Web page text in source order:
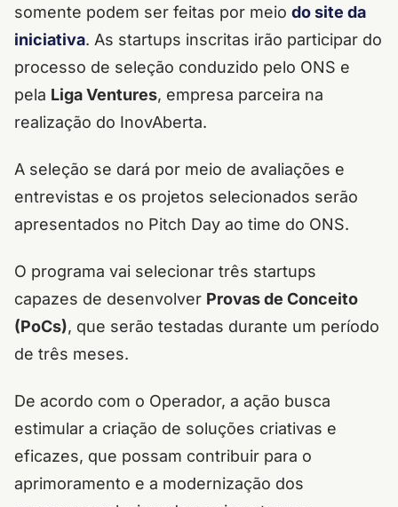
somente podem ser feitas por meio do site da
iniciativa. As startups inscritas irão participar do
processo de seleção conduzido pelo ONS e
pela Liga Ventures, empresa parceira na
realização do InovAberta.
A seleção se dará por meio de avaliações e
entrevistas e os projetos selecionados serão
apresentados no Pitch Day ao time do ONS.
O programa vai selecionar três startups
capazes de desenvolver Provas de Conceito
(PoCs), que serão testadas durante um período
de três meses.
De acordo com o Operador, a ação busca
estimular a criação de soluções criativas e
eficazes, que possam contribuir para o
aprimoramento e a modernização dos